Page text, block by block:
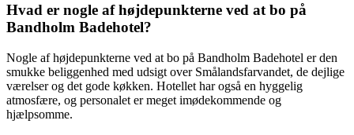
Hvad er nogle af højdepunkterne ved at bo på
Bandholm Badehotel?
Nogle af højdepunkterne ved at bo på Bandholm Badehotel er den
smukke beliggenhed med udsigt over Smålandsfarvandet, de dejlige
værelser og det gode køkken. Hotellet har også en hyggelig
atmosfære, og personalet er meget imødekommende og
hjælpsomme.